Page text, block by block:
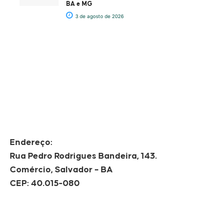
BA e MG
3 de agosto de 2026
Endereço:
Rua Pedro Rodrigues Bandeira, 143.
Comércio, Salvador – BA
CEP: 40.015-080